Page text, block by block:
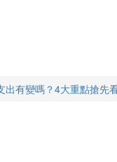
出有變嗎？4大重點搶先